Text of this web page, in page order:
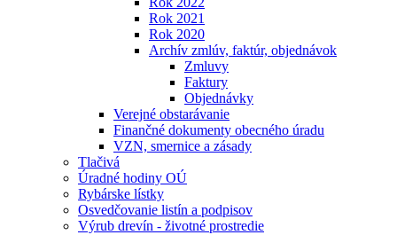
Rok 2021
Rok 2020
Archív zmlúv, faktúr, objednávok
Zmluvy
Faktury
Objednávky
Verejné obstarávanie
Finančné dokumenty obecného úradu
VZN, smernice a zásady
Tlačivá
Úradné hodiny OÚ
Rybárske lístky
Osvedčovanie listín a podpisov
Výrub drevín - životné prostredie